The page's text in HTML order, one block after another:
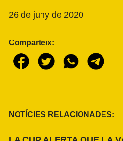
26 de juny de 2020
Comparteix:
NOTÍCIES RELACIONADES: